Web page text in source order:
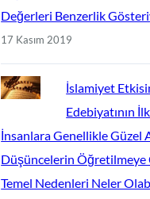
Değerleri Benzerlik
17 Kasım 2019
İslamiyet
Edebiyatının
İnsanlara Genellikle Güzel
Düşüncelerin Öğretilmeye
Temel Nedenleri Neler